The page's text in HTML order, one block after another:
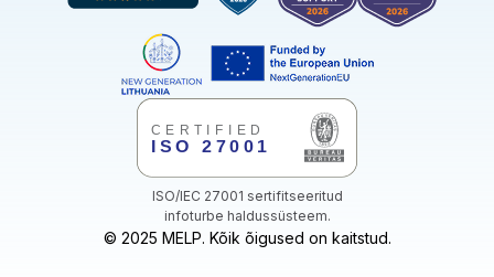
ISO/IEC 27001 sertifitseeritud
infoturbe haldussüsteem.
© 2025 MELP. Kõik õigused on kaitstud.